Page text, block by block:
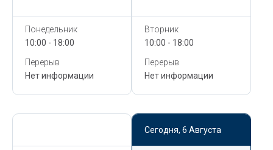
Понедельник
10:00 - 18:00
Перерыв
Нет информации
Вторник
10:00 - 18:00
Перерыв
Нет информации
Сегодня, 6 Августа